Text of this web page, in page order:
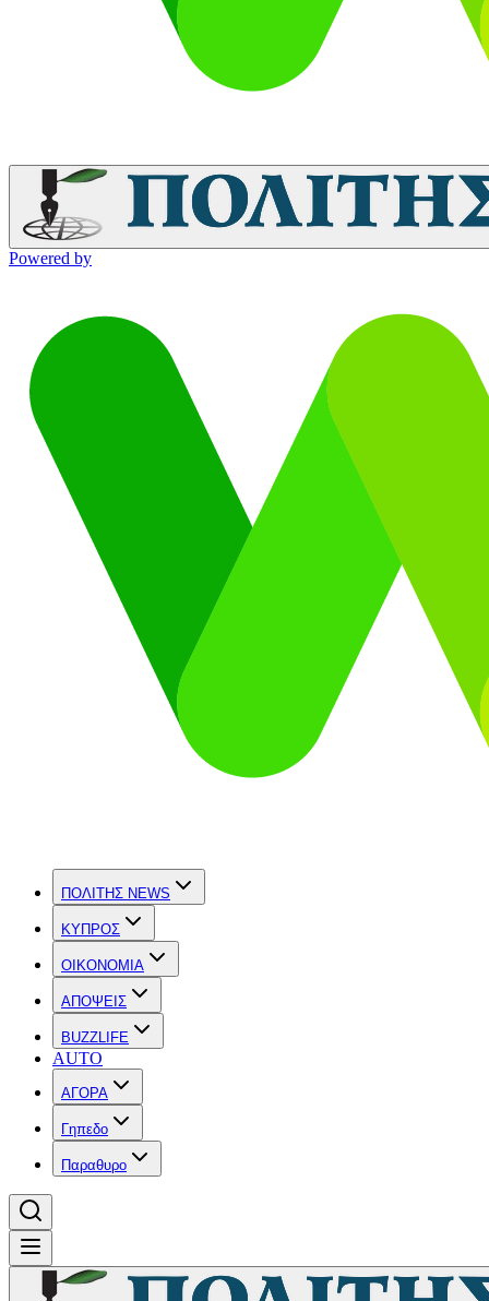
Powered by
ΠΟΛΙΤΗΣ NEWS
ΚΥΠΡΟΣ
OIKONOMIA
ΑΠΟΨΕΙΣ
BUZZLIFE
AUTO
ΑΓΟΡΑ
Γηπεδο
Παραθυρο